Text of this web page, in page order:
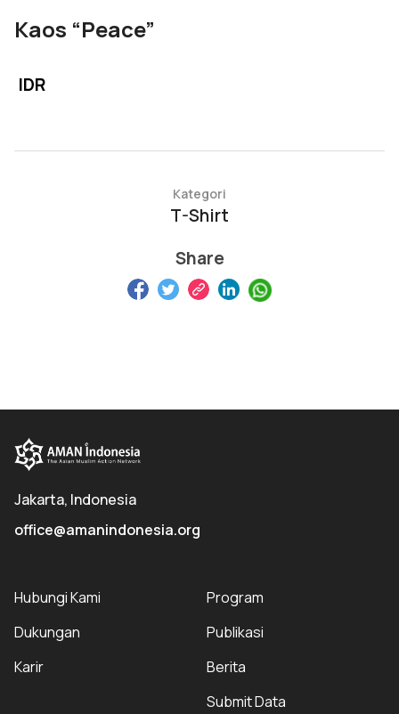
Kaos “Peace”
IDR
Kategori
T-Shirt
Share
Jakarta, Indonesia
office@amanindonesia.org
Hubungi Kami
Dukungan
Karir
Program
Publikasi
Berita
Submit Data